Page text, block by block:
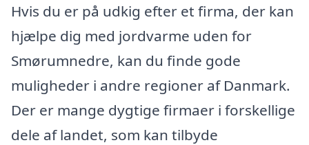
Hvis du er på udkig efter et firma, der kan
hjælpe dig med jordvarme uden for
Smørumnedre, kan du finde gode
muligheder i andre regioner af Danmark.
Der er mange dygtige firmaer i forskellige
dele af landet, som kan tilbyde